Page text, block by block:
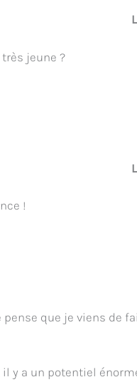
jeune ?
!
pense que je viens de
y a un potentiel